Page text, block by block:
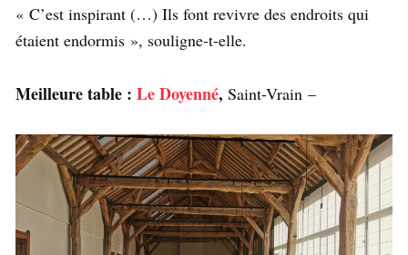
« C’est inspirant (…) Ils font revivre des endroits qui
étaient endormis », souligne-t-elle.
Meilleure table : Le Doyenné, Saint-Vrain –